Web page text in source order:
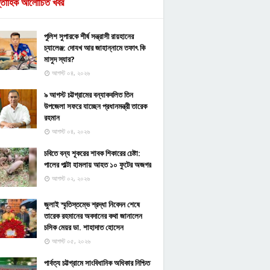
পুলিশ সুপারকে শীর্ষ সন্ত্রাসী রায়হানের
চ্যালেঞ্জ: দোযখ আর জাহান্নামে তফাৎ কি
মাসুদ স্যার?
আগস্ট ০৪, ২০২৬
৯ আগস্ট চট্টগ্রামের বন্যাকবলিত তিন
উপজেলা সফরে যাচ্ছেন প্রধানমন্ত্রী তারেক
রহমান
আগস্ট ০৪, ২০২৬
চবিতে বন্য শূকরের শাবক শিকারের চেষ্টা:
পালের পাল্টা হামলায় আহত ১০ ফুটের অজগর
আগস্ট ০২, ২০২৬
জুলাই স্মৃতিস্তম্ভে শ্রদ্ধা নিবেদন শেষে
তারেক রহমানের অবদানের কথা জানালেন
চসিক মেয়র ডা. শাহাদাত হোসেন
আগস্ট ০৫, ২০২৬
পার্বত্য চট্টগ্রামে সাংবিধানিক অধিকার নিশ্চিত